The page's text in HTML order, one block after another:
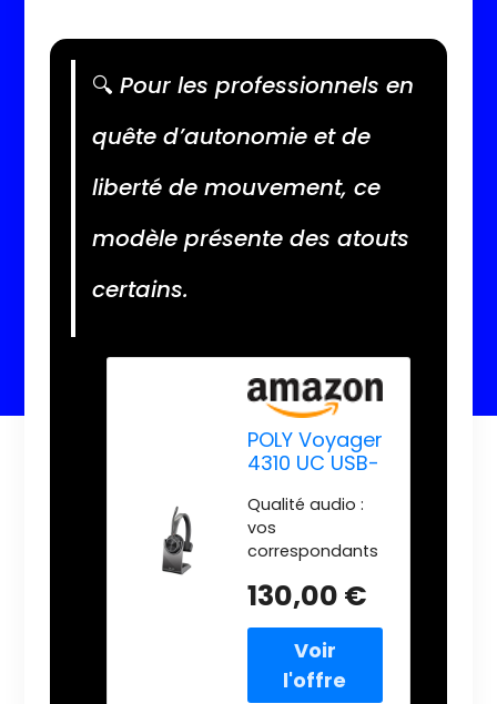
🔍 Pour les professionnels en
quête d’autonomie et de
liberté de mouvement, ce
modèle présente des atouts
certains.
POLY Voyager
4310 UC USB-
Chargeur
Qualité audio :
vos
correspondants
plutôt que votre
grâce à un
double micro
antibruit doté de
130,00 €